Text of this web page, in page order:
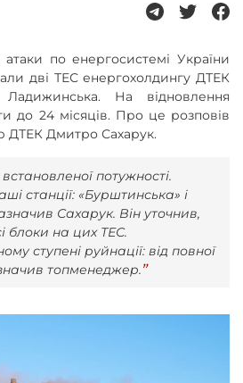
атаки по енергосистемі України
дві ТЕС енергохолдингу ДТЕК
На відновлення
до 24 місяців. Про це розповів
ДТЕК Дмитро Сахарук.
потужності.
станції: «Бурштинська» і
Сахарук. Він уточнив,
блоки на цих ТЕС.
ступені руйнації: від повної
топменеджер.